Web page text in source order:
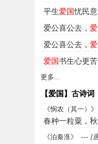
平生爱国忧民
爱公喜公去，
爱公喜公去，
爱国书生心更
更多...
【爱国】古诗词
《悯农（其一）》
春种一粒粟，
《泊秦淮》 --- [